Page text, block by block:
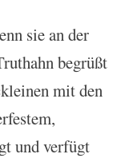
sie an der
begrüßt
mit den
und verfügt